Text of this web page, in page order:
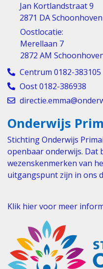
Jan Kortlandstraat 9
2871 DA Schoonhoven
Oostlocatie:
Merellaan 7
2872 AM
Centrum 0182-383105
Oost 0182-386938
Onderwijs
Stichting Onderwijs
openbaar onderwijs. Dat
wezenskenmerken van
uitgangspunt zijn in ons
Klik hier voor meer